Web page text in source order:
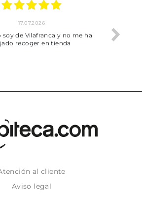
17.07.2026
soy de Vilafranca y no me ha
recoger en tienda
al cliente
Aviso legal